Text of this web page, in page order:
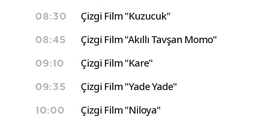
08:30 Çizgi Film "Kuzucuk"
08:45 Çizgi Film "Akıllı Tavşan Momo"
09:10 Çizgi Film "Kare"
09:35 Çizgi Film "Yade Yade"
10:00 Çizgi Film "Niloya"